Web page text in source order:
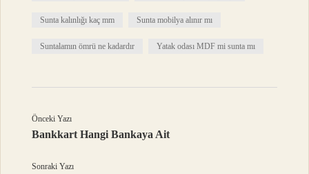
Sunta kalınlığı kaç mm Sunta mobilya alınır mı
Suntalamın ömrü ne kadardır Yatak odası MDF mi sunta mı
Önceki Yazı
Bankkart Hangi Bankaya Ait
Sonraki Yazı